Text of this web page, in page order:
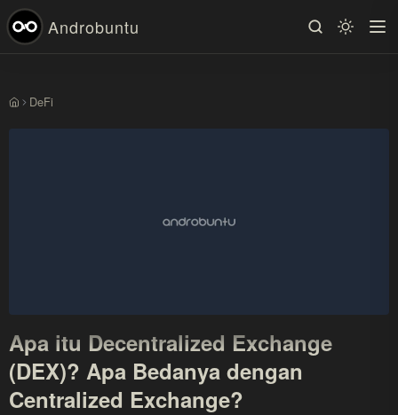
Androbuntu
Beranda
DeFi
Apa itu Decentralized Exchange
(DEX)? Apa Bedanya dengan
Centralized Exchange?